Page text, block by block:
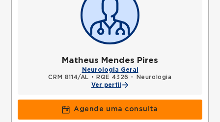
Matheus Mendes Pires
Neurologia Geral
CRM 8114/AL •
RQE 4326 - Neurologia
Ver perfil
Agende uma consulta